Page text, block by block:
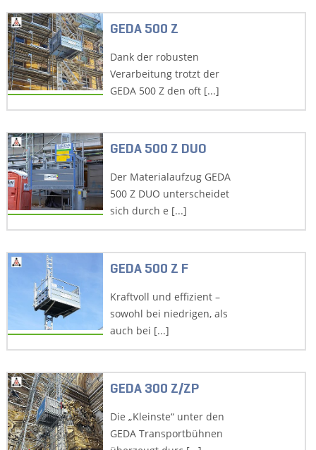
GEDA 500 Z
Dank der robusten
Verarbeitung trotzt der
GEDA 500 Z den oft [...]
GEDA 500 Z DUO
Der Materialaufzug GEDA
500 Z DUO unterscheidet
sich durch e [...]
GEDA 500 Z F
Kraftvoll und effizient –
sowohl bei niedrigen, als
auch bei [...]
GEDA 300 Z/ZP
Die „Kleinste“ unter den
GEDA Transportbühnen